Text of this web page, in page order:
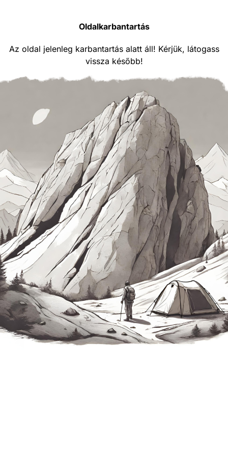
Oldalkarbantartás
Az oldal jelenleg karbantartás alatt áll! Kérjük, látogass
vissza később!